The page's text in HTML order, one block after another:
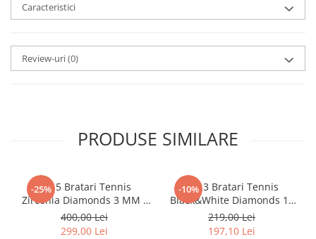
Caracteristici
Review-uri(0)
PRODUSE SIMILARE
-25%
Set 5 Bratari Tennis
Zirconia Diamonds 3 MM /
19.5 CM
400,00 Lei
299,00 Lei
-10%
Set 3 Bratari Tennis
Black&White Diamonds 19
CM
219,00 Lei
197,10 Lei